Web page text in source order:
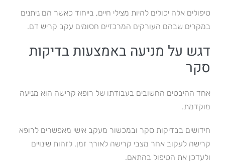
טיפולים אלה יכולים להיות מצילי חיים, בייחוד כאשר הם ניתנים
במקרים שבהם העורקים המרכזיים חסומים עקב קריש דם.
דגש על מניעה באמצעות בדיקות
סקר
אחד ההיבטים החשובים בעבודתו של רופא קרישה הוא מניעה
מוקדמת.
חידושים בבדיקות סקר ובמכשור מעקב אישי מאפשרים לרופא
קרישה לעקוב אחר מצבי קרישה לאורך זמן, לזהות שינויים
ולעדכן את הטיפול בהתאם.